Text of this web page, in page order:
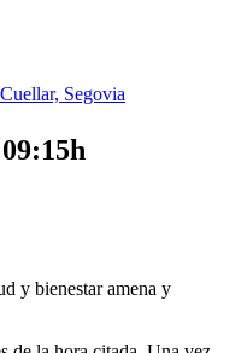
Segovia
y bienestar amena y